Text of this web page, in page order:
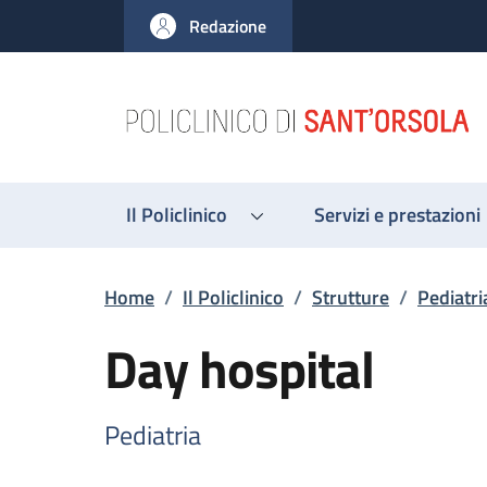
al contenuto principale
to footer content
Redazione
Il Policlinico Servizi e prestazioni
Briciole di pane
Home / Il Policlinico / Strutture /
Day hospital
Pediatria